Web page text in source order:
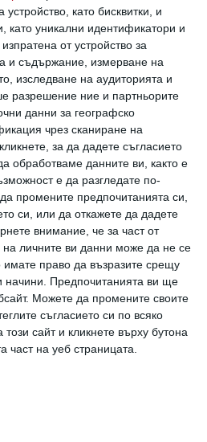
като бисквитки, и
като уникални идентификатори и
от устройство за
и съдържание, измерване на
изследване на аудиторията и
разрешение ние и партньорите
данни за географско
чрез сканиране на
за да дадете съгласието
обработваме данните ви, както е
е да разгледате по-
промените предпочитанията си,
си, или да откажете да дадете
внимание, че за част от
на личните ви данни може да не се
имате право да възразите срещу
начини. Предпочитанията ви ще
Можете да промените своите
съгласието си по всяко
сайт и кликнете върху бутона
част на уеб страницата.
си, признава Дичо.
– огнени зодии,
помежду си през
-разсъждава Дичо.